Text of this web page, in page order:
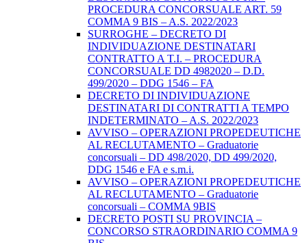
PROCEDURA CONCORSUALE ART. 59
COMMA 9 BIS – A.S. 2022/2023
SURROGHE – DECRETO DI
INDIVIDUAZIONE DESTINATARI
CONTRATTO A T.I. – PROCEDURA
CONCORSUALE DD 4982020 – D.D.
499/2020 – DDG 1546 – FA
DECRETO DI INDIVIDUAZIONE
DESTINATARI DI CONTRATTI A TEMPO
INDETERMINATO – A.S. 2022/2023
AVVISO – OPERAZIONI PROPEDEUTICHE
AL RECLUTAMENTO – Graduatorie
concorsuali – DD 498/2020, DD 499/2020,
DDG 1546 e FA e s.m.i.
AVVISO – OPERAZIONI PROPEDEUTICHE
AL RECLUTAMENTO – Graduatorie
concorsuali – COMMA 9BIS
DECRETO POSTI SU PROVINCIA –
CONCORSO STRAORDINARIO COMMA 9